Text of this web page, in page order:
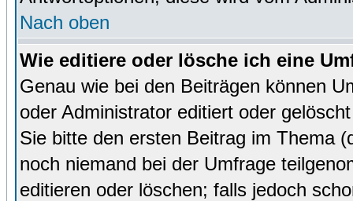
Nach oben
Wie editiere oder lösche ich eine
Genau wie bei den Beiträgen können
oder Administrator editiert oder
Sie bitte den ersten Beitrag im Thema
noch niemand bei der Umfrage
editieren oder löschen; falls jedoch